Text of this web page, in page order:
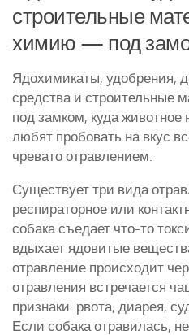
строительные
химию — под
Ядохимикаты, удобрения,
средства и строительные
под замком, куда животное
любят пробовать на вкус
чревато отравлением.
Существует три вида
респираторное или
собака съедает что-то
вдыхает ядовитые
отравление происходит
отравления встречается
признаки: рвота, диарея,
Если собака отравилась,